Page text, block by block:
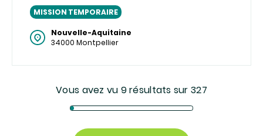
MISSION TEMPORAIRE
Nouvelle-Aquitaine
34000 Montpellier
Vous avez vu 9 résultats sur 327